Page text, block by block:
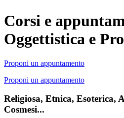
Corsi e
Oggettistica e
Proponi un appuntamento
Proponi un appuntamento
Religiosa, Etnica, Esoterica,
Cosmesi...